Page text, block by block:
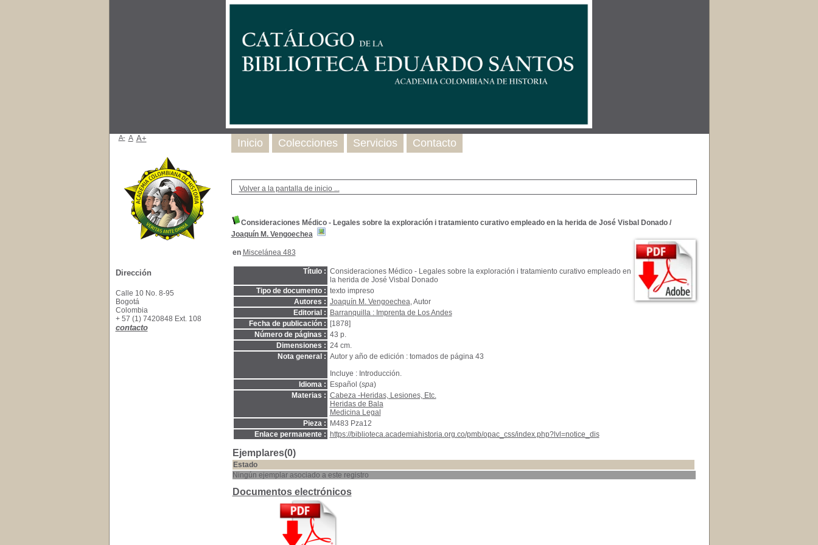
Volver a la pantalla de inicio ...
Consideraciones Médico - Legales sobre la exploración i tratamiento curativo empleado en la herida de José Visbal Donado/
Joaquín M. Vengoechea
en Miscelánea 483
Título : Consideraciones Médico - Legales sobre la exploración i tratamiento curativo empleado en
la herida de José Visbal Donado
Tipo de documento : texto impreso
Autores : Joaquín M. Vengoechea, Autor
Editorial :
Barranquilla : Imprenta de Los Andes
Fecha de publicación :
[1878]
Número de páginas : 43 p.
Dimensiones : 24 cm.
Nota general : Autor y año de edición : tomados de página 43
Incluye : Introducción.
Idioma :
Español (spa)
Materias : Cabeza -Heridas, Lesiones, Etc.
Heridas de Bala
Medicina Legal
Pieza :
M483 Pza12
Enlace permanente :
https://biblioteca.academiahistoria.org.co/pmb/opac_css/index.php?lvl=notice_dis
Ejemplares(0)
Estado
Ningún ejemplar asociado a este registro
Documentos electrónicos
Inicio Colecciones Servicios Contacto
A- A A+
Dirección
Calle 10 No. 8-95
Bogotá
Colombia
+ 57 (1) 7420848 Ext. 108
contacto